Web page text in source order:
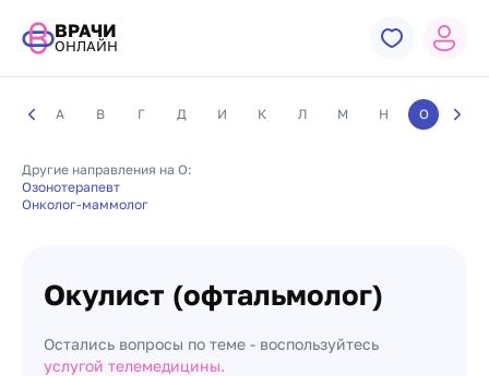
ВРАЧИ
ОНЛАЙН
А В Г Д И К Л М Н О П
Другие направления на О:
Озонотерапевт
Онколог-маммолог
Окулист (офтальмолог)
Остались вопросы по теме - воспользуйтесь
услугой телемедицины.